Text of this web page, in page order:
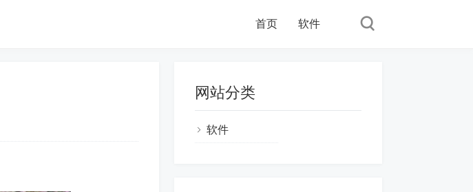
首页 软件
网站分类
软件